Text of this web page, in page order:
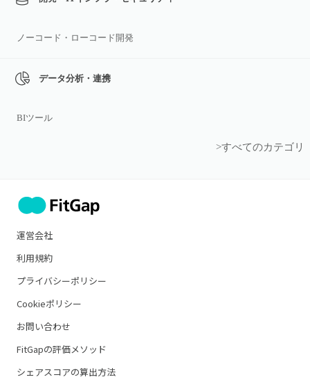
ノーコード・ローコード開発
データ分析・連携
BIツール
>すべてのカテゴリ
運営会社
利用規約
プライバシーポリシー
Cookieポリシー
お問い合わせ
FitGapの評価メソッド
シェアスコアの算出方法